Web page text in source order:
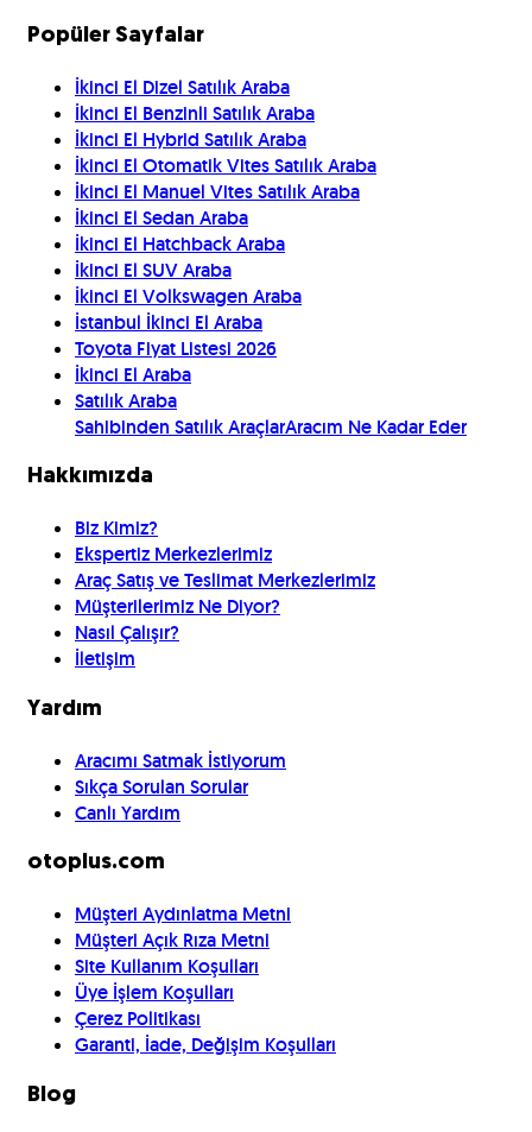
Popüler Sayfalar
İkinci El Dizel Satılık Araba
İkinci El Benzinli Satılık Araba
İkinci El Hybrid Satılık Araba
İkinci El Otomatik Vites Satılık Araba
İkinci El Manuel Vites Satılık Araba
İkinci El Sedan Araba
İkinci El Hatchback Araba
İkinci El SUV Araba
İkinci El Volkswagen Araba
İstanbul İkinci El Araba
Toyota Fiyat Listesi 2026
İkinci El Araba
Satılık Araba
Sahibinden Satılık AraçlarAracım Ne Kadar Eder
Hakkımızda
Biz Kimiz?
Ekspertiz Merkezlerimiz
Araç Satış ve Teslimat Merkezlerimiz
Müşterilerimiz Ne Diyor?
Nasıl Çalışır?
İletişim
Yardım
Aracımı Satmak İstiyorum
Sıkça Sorulan Sorular
Canlı Yardım
otoplus.com
Müşteri Aydınlatma Metni
Müşteri Açık Rıza Metni
Site Kullanım Koşulları
Üye İşlem Koşulları
Çerez Politikası
Garanti, İade, Değişim Koşulları
Blog